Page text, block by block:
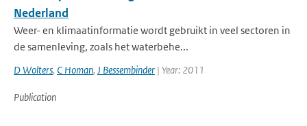
Nederland
Weer- en klimaatinformatie wordt gebruikt in veel sectoren in
de samenleving, zoals het waterbehe...
D Wolters, C Homan, J Bessembinder | Year: 2011
Publication